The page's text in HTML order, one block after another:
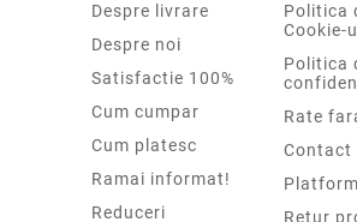
Despre livrare
Despre noi
Satisfactie 100%
Cum cumpar
Cum platesc
Ramai informat!
Reduceri
Politica
Cookie-
Politica
Rate
Contact
Retur